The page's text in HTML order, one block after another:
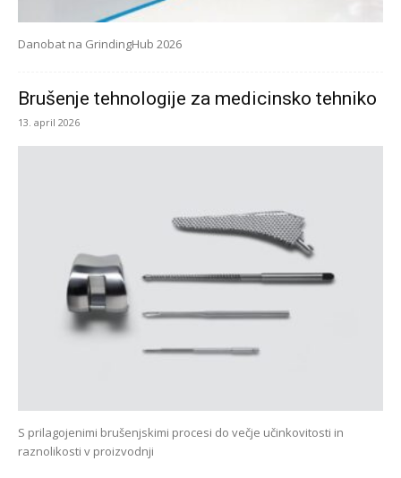
Danobat na GrindingHub 2026
Brušenje tehnologije za medicinsko tehniko
13. april 2026
S prilagojenimi brušenjskimi procesi do večje učinkovitosti in
raznolikosti v proizvodnji